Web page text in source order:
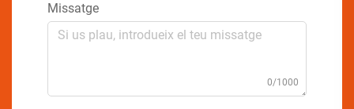
Missatge
0/1000